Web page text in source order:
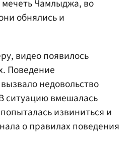
Чамлыджа, во
обнялись и
видео появилось
Поведение
недовольство
ситуацию вмешалась
извиниться и
о правилах поведения